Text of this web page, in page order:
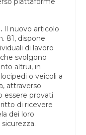
Il nuovo articolo
81, dispone
di lavoro
svolgono
altrui, in
o veicoli a
attraverso
essere provati
di ricevere
dei loro